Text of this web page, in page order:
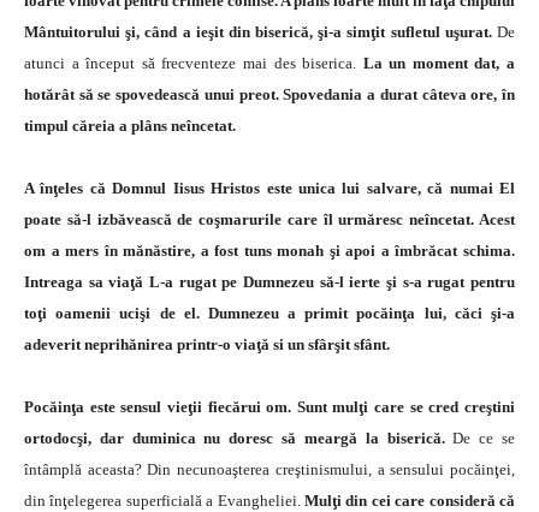
Mântuitorului şi, când a ieşit din biserică, şi-a simţit sufletul uşurat. De
atunci a început să frecventeze mai des biserica. La un moment dat, a
hotărât să se spo­vedească unui preot. Spovedania a durat câteva ore, în
timpul căreia a plâns neîncetat.
A înţeles că Domnul Iisus Hristos este unica lui sal­vare, că numai El
poate să-l izbăvească de coşmarurile care îl urmăresc neîncetat. Acest
om a mers în mănăsti­re, a fost tuns monah şi apoi a îmbrăcat schima.
Intrea­ga sa viaţă L-a rugat pe Dumnezeu să-l ierte şi s-a rugat pentru
toţi oamenii ucişi de el. Dumnezeu a primit pocăinţa lui, căci şi-a
adeverit neprihănirea printr-o viaţă si un sfârşit sfânt.
Pocăinţa este sensul vieţii fiecărui om. Sunt mulţi care se cred creştini
ortodocşi, dar duminica nu doresc să meargă la biserică.De ce se
întâmplă aceasta? Din necunoaşterea creştinismului, a sensului pocăinţei,
din înţelegerea superficială a Evangheliei. Mulţi din cei care consideră că